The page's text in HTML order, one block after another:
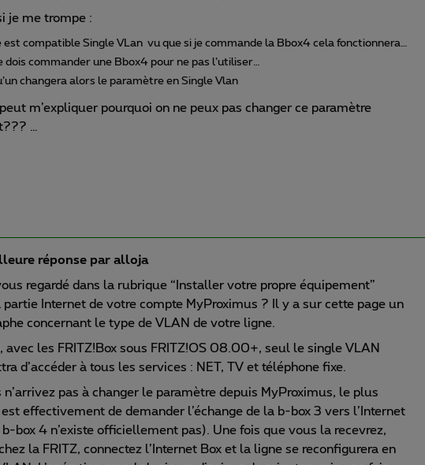
je me trompe :
est compatible Single VLan vu que si je commande la Bbox4 cela fonctionnera…
dois commander une Bbox4 pour ne pas l’utiliser…
changera alors le paramètre en Single Vlan
m’expliquer pourquoi on ne peux pas changer ce paramètre
…
réponse par alloja
regardé dans la rubrique “Installer votre propre équipement”
partie Internet de votre compte MyProximus ? Il y a sur cette page un
concernant le type de VLAN de votre ligne.
avec les FRITZ!Box sous FRITZ!OS 08.00+, seul le single VLAN
d’accéder à tous les services : NET, TV et téléphone fixe.
n’arrivez pas à changer le paramètre depuis MyProximus, le plus
effectivement de demander l’échange de la b-box 3 vers l’Internet
b-box 4 n’existe officiellement pas). Une fois que vous la recevrez,
la FRITZ, connectez l’Internet Box et la ligne se reconfigurera en